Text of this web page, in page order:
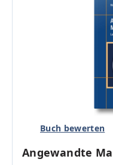
Buch bewerten
Angewandte